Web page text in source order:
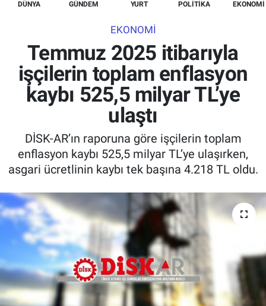
DÜNYA GÜNDEM YURT POLİTİKA EKONOMİ
EKONOMİ
Temmuz 2025 itibarıyla
işçilerin toplam enflasyon
kaybı 525,5 milyar TL’ye
ulaştı
DİSK-AR’ın raporuna göre işçilerin toplam
enflasyon kaybı 525,5 milyar TL’ye ulaşırken,
asgari ücretlinin kaybı tek başına 4.218 TL oldu.